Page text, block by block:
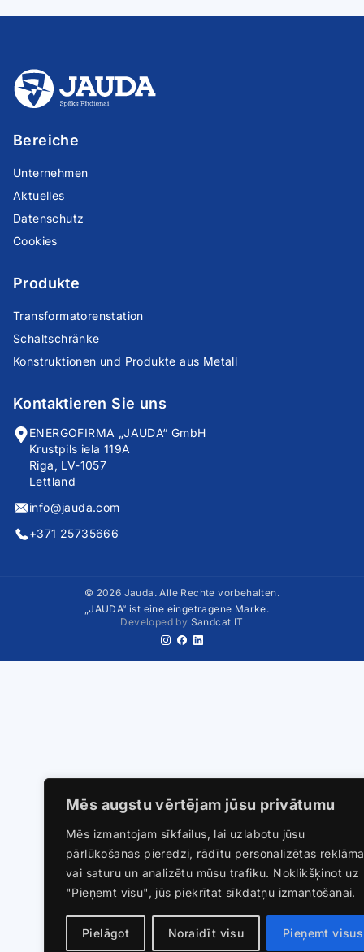
Mēs augstu vērtējam jūsu privātumu
Mēs izmantojam sīkfailus, lai uzlabotu jūsu
pārlūkošanas pieredzi, rādītu personalizētas
vai saturu un analizētu mūsu trafiku. Noklikšķinot uz
"Pieņemt visu", jūs piekrītat sīkdatņu izmantošanai.
Pielāgot Noraidīt visu Pieņemt visus
Bereiche
Unternehmen
Aktuelles
Datenschutz
Cookies
Produkte
Transformatorenstation
Schaltschränke
Konstruktionen und Produkte aus Metall
Kontaktieren Sie uns
ENERGOFIRMA „JAUDA“ GmbH
Krustpils iela 119A
Riga, LV-1057
Lettland
info@jauda.com
+371 25735666
© 2026 Jauda. Alle Rechte vorbehalten.
„JAUDA“ ist eine eingetragene Marke.
Developed by Sandcat IT